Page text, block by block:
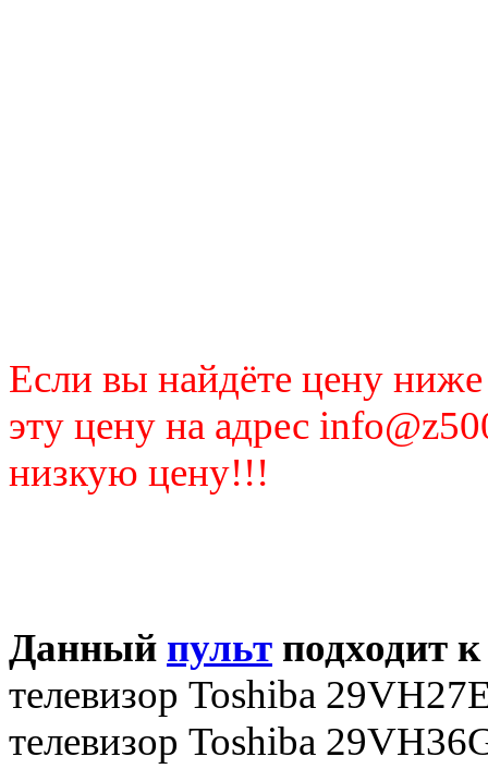
Если вы найдёте цену
эту цену на адрес
низкую цену!!!
Данный пульт подходит
телевизор Toshiba
телевизор Toshiba